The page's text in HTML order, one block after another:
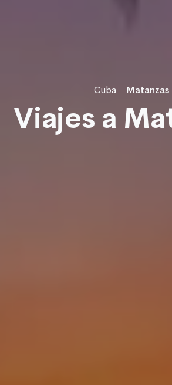
Cuba Matanzas
Viajes a